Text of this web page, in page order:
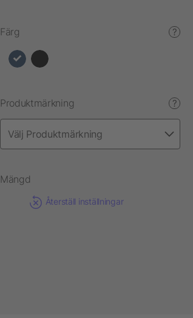
Färg ?
Produktmärkning ?
Mängd
Återställ inställningar